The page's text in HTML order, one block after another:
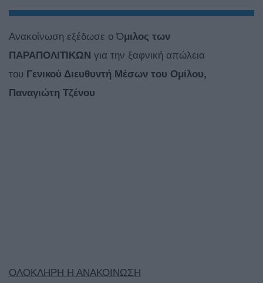
Ανακοίνωση εξέδωσε ο Όμιλος των
ΠΑΡΑΠΟΛΙΤΙΚΩΝ για την ξαφνική απώλεια
του Γενικού Διευθυντή Μέσων του Ομίλου,
Παναγιώτη Τζένου
ΟΛΟΚΛΗΡΗ Η ΑΝΑΚΟΙΝΩΣΗ